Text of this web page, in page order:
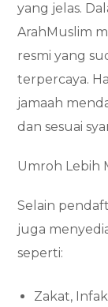
yang jelas.
ArahMuslim
resmi yang
terpercaya.
jamaah
dan sesuai
Umroh Lebih
Selain
juga
seperti:
Zakat,